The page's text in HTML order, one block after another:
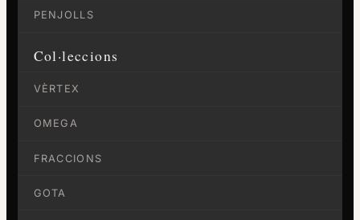
PENJOLLS
Col·leccions
VÈRTEX
OMEGA
FRACCIONS
GOTA